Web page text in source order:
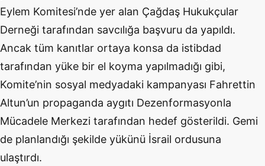
Eylem Komitesi’nde yer alan Çağdaş Hukukçular
Derneği tarafından savcılığa başvuru da yapıldı.
Ancak tüm kanıtlar ortaya konsa da istibdad
tarafından yüke bir el koyma yapılmadığı gibi,
Komite’nin sosyal medyadaki kampanyası Fahrettin
Altun’un propaganda aygıtı Dezenformasyonla
Mücadele Merkezi tarafından hedef gösterildi. Gemi
de planlandığı şekilde yükünü İsrail ordusuna
ulaştırdı.